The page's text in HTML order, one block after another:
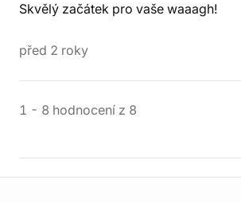
Skvělý začátek pro vaše waaagh!
před 2 roky
1 - 8 hodnocení z 8